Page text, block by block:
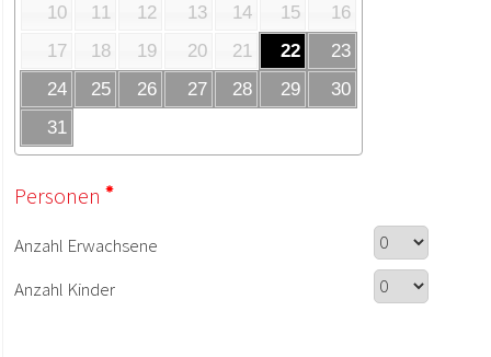
10
11 12 13 14 15
16
17
18 19 20 21 22
23
24
25 26 27 28 29
30
31
Personen
Anzahl Erwachsene
Anzahl Kinder